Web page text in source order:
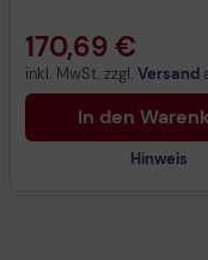
170,69 €
inkl. MwSt. zzgl. Versand
In den
Hinweis